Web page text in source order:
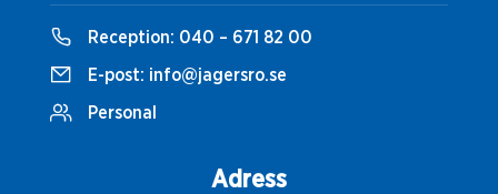
Reception: 040 – 671 82 00
E-post: info@jagersro.se
Personal
Adress